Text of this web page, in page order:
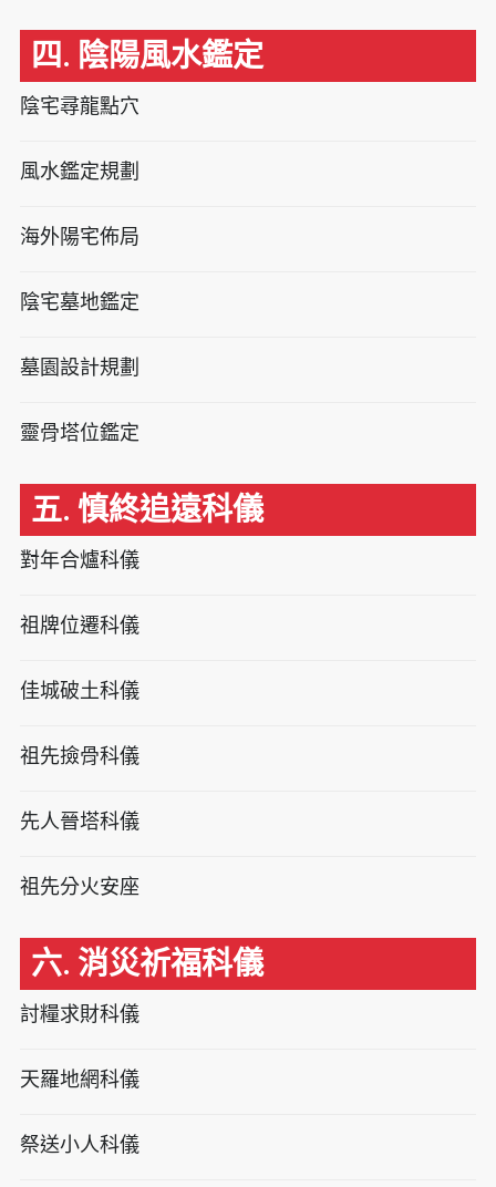
四. 陰陽風水鑑定
陰宅尋龍點穴
風水鑑定規劃
海外陽宅佈局
陰宅墓地鑑定
墓園設計規劃
靈骨塔位鑑定
五. 慎終追遠科儀
對年合爐科儀
祖牌位遷科儀
佳城破土科儀
祖先撿骨科儀
先人晉塔科儀
祖先分火安座
六. 消災祈福科儀
討糧求財科儀
天羅地網科儀
祭送小人科儀